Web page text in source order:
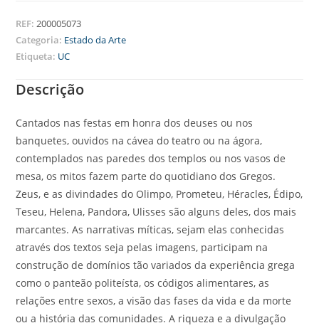
REF:200005073
Categoria: Estado da Arte
Etiqueta: UC
Descrição
Cantados nas festas em honra dos deuses ou nos
banquetes, ouvidos na cávea do teatro ou na ágora,
contemplados nas paredes dos templos ou nos vasos de
mesa, os mitos fazem parte do quotidiano dos Gregos.
Zeus, e as divindades do Olimpo, Prometeu, Héracles, Édipo,
Teseu, Helena, Pandora, Ulisses são alguns deles, dos mais
marcantes. As narrativas míticas, sejam elas conhecidas
através dos textos seja pelas imagens, participam na
construção de domínios tão variados da experiência grega
como o panteão politeísta, os códigos alimentares, as
relações entre sexos, a visão das fases da vida e da morte
ou a história das comunidades. A riqueza e a divulgação